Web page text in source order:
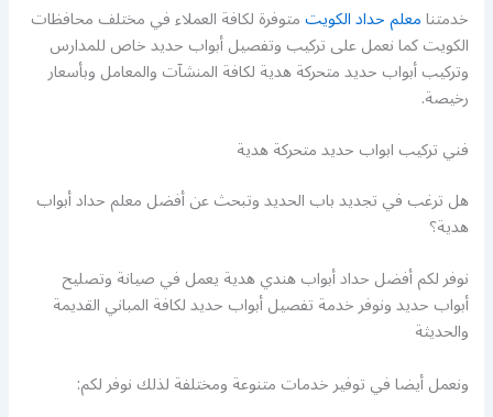
خدمتنامعلم حداد الكويتمتوفرة لكافة العملاء في مختلف محافظات
الكويت كما نعمل على تركيب وتفصيل أبواب حديد خاص للمدارس
وتركيب أبواب حديد متحركة هدية لكافة المنشآت والمعامل وبأسعار
رخيصة.
فني تركيب ابواب حديد متحركة هدية
هل ترغب في تجديد باب الحديد وتبحث عن أفضل معلم حداد أبواب
هدية؟
نوفر لكم أفضل حداد أبواب هندي هدية يعمل في صيانة وتصليح
أبواب حديد ونوفر خدمة تفصيل أبواب حديد لكافة المباني القديمة
والحديثة
ونعمل أيضا في توفير خدمات متنوعة ومختلفة لذلك نوفر لكم: